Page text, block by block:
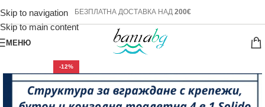
Skip to navigation
Skip to main content
БЕЗПЛАТНА ДОСТАВКА НАД 200€
МЕНЮ
-12%